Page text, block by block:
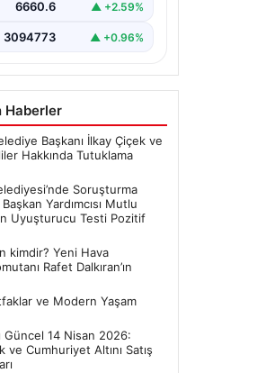
Cumhuriyet Başsavcılığı
kapsamında Etimesgut
6660.6 ▲ +2.59%
3094773 ▲ +0.96%
Haberler
Başkanı İlkay Çiçek ve
Hakkında Tutuklama
Soruşturma
Yardımcısı Mutlu
Uyuşturucu Testi Pozitif
kimdir? Yeni Hava
Rafet Dalkıran’ın
ve Modern Yaşam
Güncel 14 Nisan 2026:
ve Cumhuriyet Altını Satış